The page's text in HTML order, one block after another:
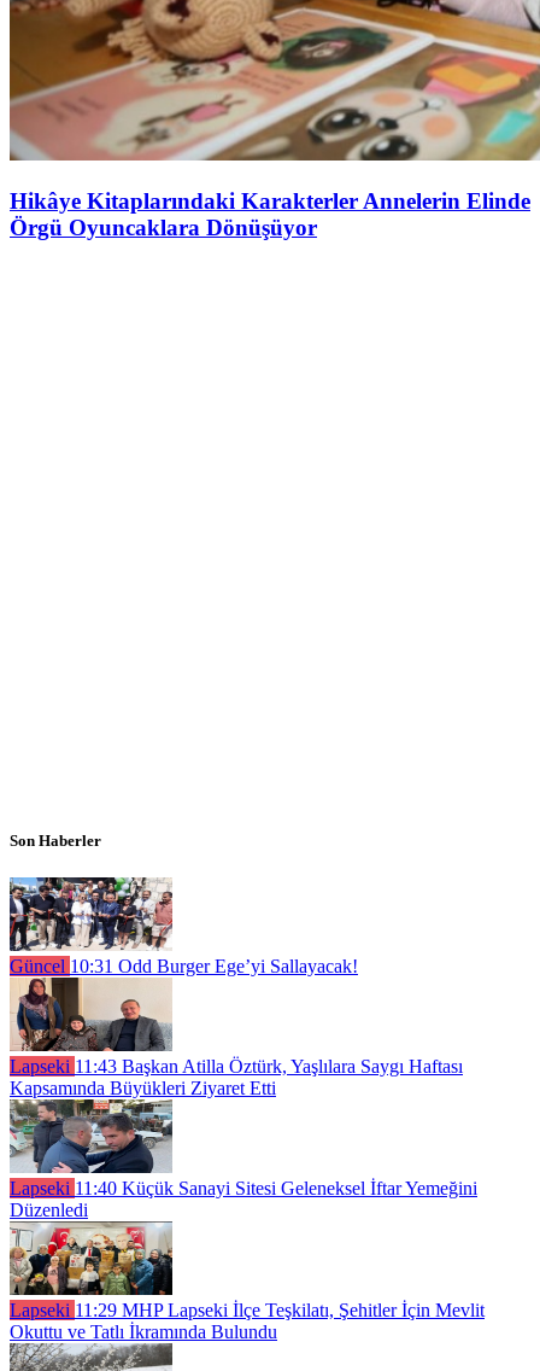
Hikâye Kitaplarındaki Karakterler Annelerin Elinde
Örgü Oyuncaklara Dönüşüyor
Son Haberler
Güncel 10:31 Odd Burger Ege’yi Sallayacak!
Lapseki 11:43 Başkan Atilla Öztürk, Yaşlılara Saygı Haftası
Kapsamında Büyükleri Ziyaret Etti
Lapseki 11:40 Küçük Sanayi Sitesi Geleneksel İftar Yemeğini
Düzenledi
Lapseki 11:29 MHP Lapseki İlçe Teşkilatı, Şehitler İçin Mevlit
Okuttu ve Tatlı İkramında Bulundu